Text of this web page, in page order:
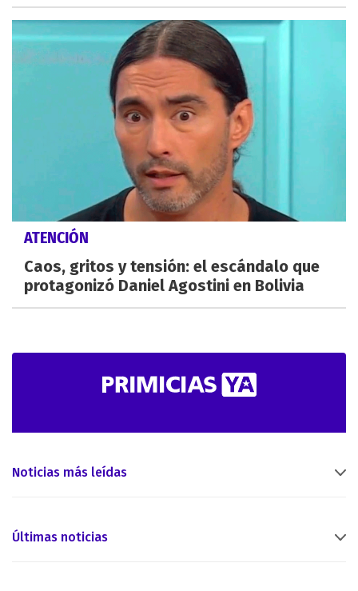
ATENCIÓN
Caos, gritos y tensión: el escándalo que
protagonizó Daniel Agostini en Bolivia
Noticias más leídas
Últimas noticias